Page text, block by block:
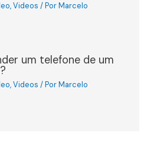
,Videos / PorMarcelo
um telefone de um
,Videos / PorMarcelo